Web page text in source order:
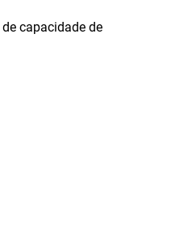
capacidade de